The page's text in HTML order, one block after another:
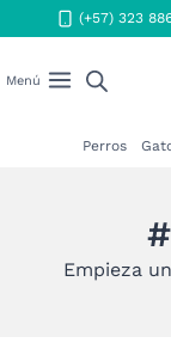
al
(+57) 323
Menú
Perros
Empieza